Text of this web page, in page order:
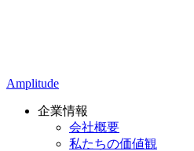
Amplitude
企業情報
会社概要
私たちの価値観